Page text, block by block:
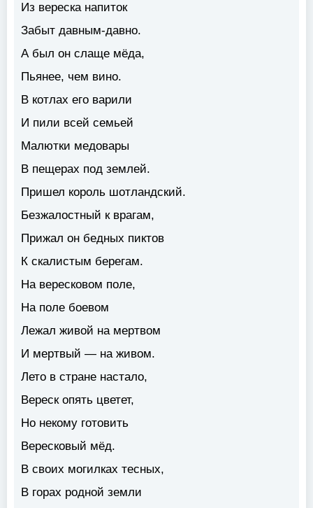
Из вереска напиток
Забыт давным-давно.
А был он слаще мёда,
Пьянее, чем вино.
В котлах его варили
И пили всей семьей
Малютки медовары
В пещерах под землей.
Пришел король шотландский.
Безжалостный к врагам,
Прижал он бедных пиктов
К скалистым берегам.
На вересковом поле,
На поле боевом
Лежал живой на мертвом
И мертвый — на живом.
Лето в стране настало,
Вереск опять цветет,
Но некому готовить
Вересковый мёд.
В своих могилках тесных,
В горах родной земли